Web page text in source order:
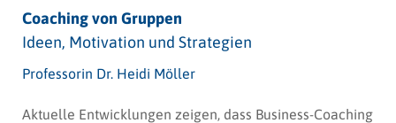
Coaching von Gruppen
Ideen, Motivation und Strategien
Professorin Dr. Heidi Möller
Aktuelle Entwicklungen zeigen, dass Business-Coaching